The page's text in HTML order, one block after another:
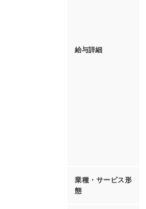
給与詳細
業種・サービス形
態